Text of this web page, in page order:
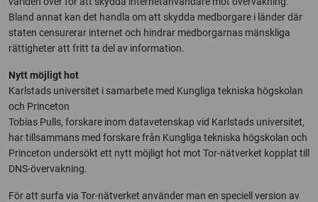
Bland annat kan det handla om att skydda medborgare i länder där
staten censurerar internet och hindrar medborgarnas mänskliga
rättigheter att fritt ta del av information.
Nytt möjligt hot
Karlstads universitet i samarbete med Kungliga tekniska högskolan
och Princeton
Tobias Pulls, forskare inom datavetenskap vid Karlstads universitet,
har tillsammans med forskare från Kungliga tekniska högskolan och
Princeton undersökt ett nytt möjligt hot mot Tor-nätverket kopplat till
DNS-övervakning.
För att surfa via Tor-nätverket använder man en speciell version av